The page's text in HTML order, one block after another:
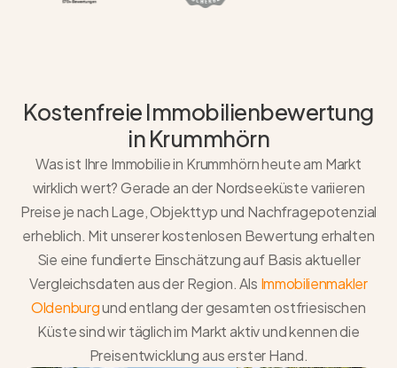
Kostenfreie Immobilienbewertung
in Krummhörn
Was ist Ihre Immobilie in Krummhörn heute am Markt
wirklich wert? Gerade an der Nordseeküste variieren
Preise je nach Lage, Objekttyp und Nachfragepotenzial
erheblich. Mit unserer kostenlosen Bewertung erhalten
Sie eine fundierte Einschätzung auf Basis aktueller
Vergleichsdaten aus der Region. Als Immobilienmakler
Oldenburgund entlang der gesamten ostfriesischen
Küste sind wir täglich im Markt aktiv und kennen die
Preisentwicklung aus erster Hand.